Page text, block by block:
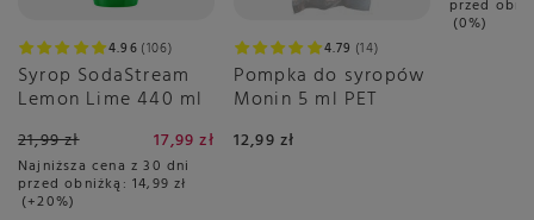
4.96 106
Syrop SodaStream
Lemon Lime 440 ml
21,99 zł 17,99 zł
Najniższa cena z 30 dni
przed obniżką: 14,99 zł
+20%
4.79 14
Pompka do syropów
Monin 5 ml PET
12,99 zł
przed
0%